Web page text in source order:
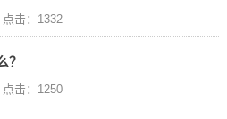
点击：1332
？
点击：1250